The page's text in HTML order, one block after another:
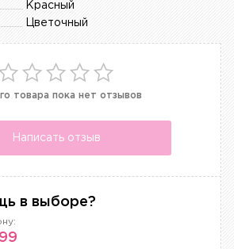
Красный
Цветочный
товара пока нет отзывов
Написать отзыв
в выборе?